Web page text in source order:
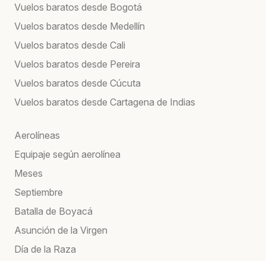
Vuelos baratos desde Bogotá
Vuelos baratos desde Medellín
Vuelos baratos desde Cali
Vuelos baratos desde Pereira
Vuelos baratos desde Cúcuta
Vuelos baratos desde Cartagena de Indias
Aerolíneas
Equipaje según aerolínea
Meses
Septiembre
Batalla de Boyacá
Asunción de la Virgen
Día de la Raza